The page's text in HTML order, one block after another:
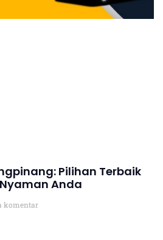
Pilihan Terbaik
Anda
komentar